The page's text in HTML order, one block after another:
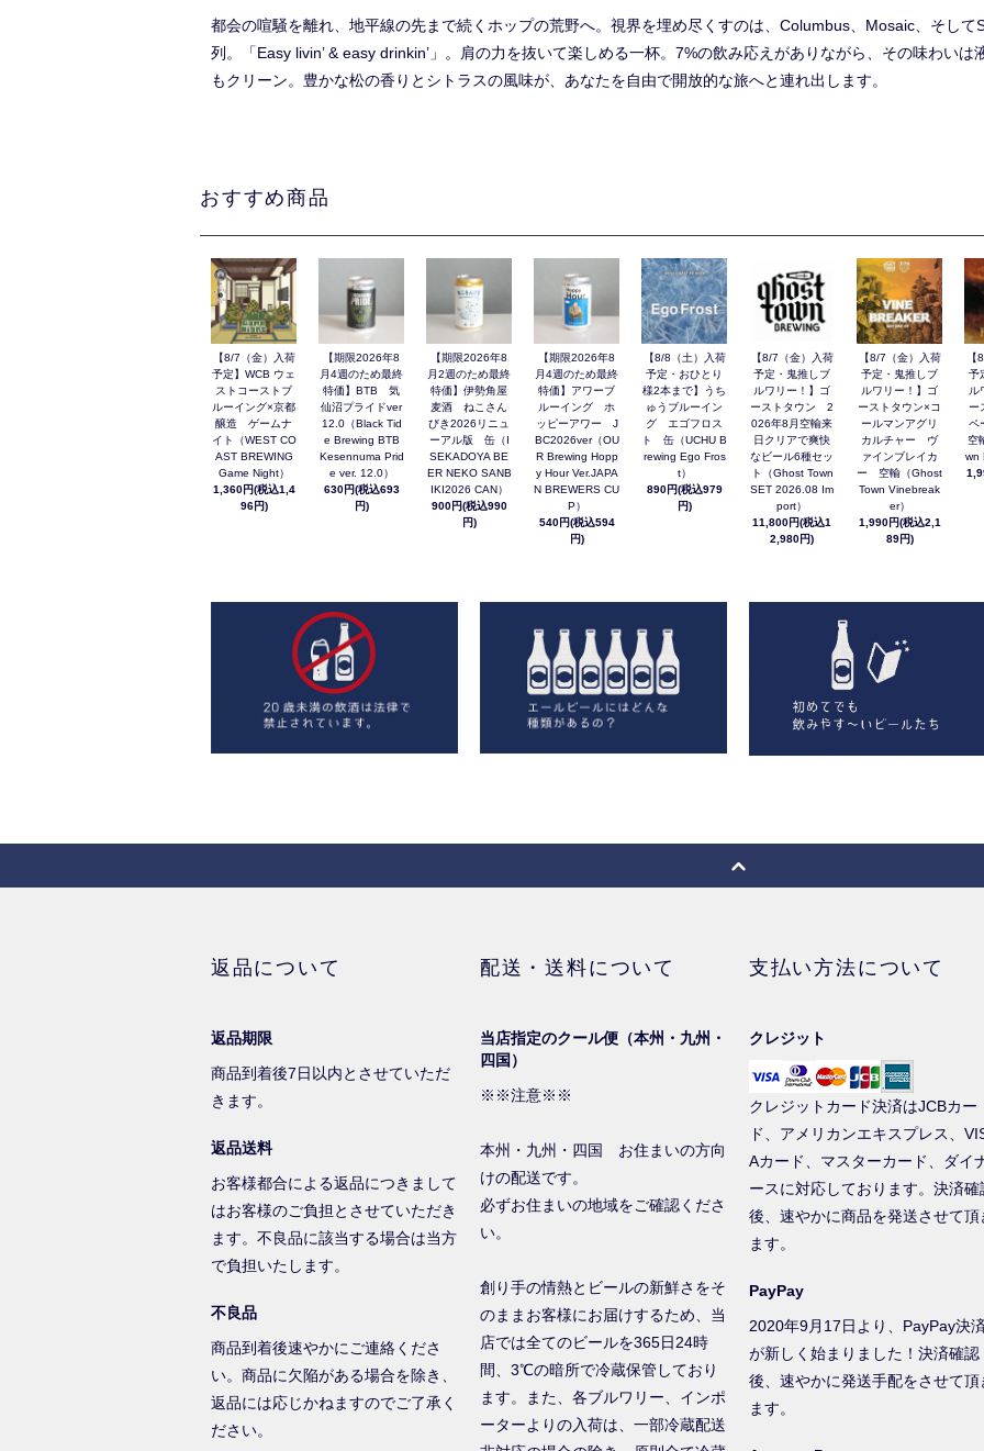
都会の喧騒を離れ、地平線の先まで続くホップの荒野へ。視界を埋め尽くすのは、Columbus、Mosaic、そし
列。「Easy livin’ & easy drinkin’」。肩の力を抜いて楽しめる一杯。7%の飲み応えがありながら、その味わい
もクリーン。豊かな松の香りとシトラスの風味が、あなたを自由で開放的な旅へと連れ出します。
おすすめ商品
【8/7（金）入荷
予定】WCB ウェ
ストコーストブ
ルーイング×京都
醸造 ゲームナ
イト（WEST CO
AST BREWING
Game Night）
1,360円(税込1,4
96円)
【期限2026年8
月4週のため最終
特価】BTB 気
仙沼プライドver
12.0（Black Tid
e Brewing BTB
Kesennuma Prid
e ver. 12.0）
630円(税込693
円)
【期限2026年8
月2週のため最終
特価】伊勢角屋
麦酒 ねこさん
びき2026リニュ
ーアル版 缶（I
SEKADOYA BE
ER NEKO SANB
IKI2026 CAN）
900円(税込990
円)
【期限2026年8
月4週のため最終
特価】アワーブ
ルーイング ホ
ッピーアワー J
BC2026ver（OU
R Brewing Hopp
y Hour Ver.JAPA
N BREWERS CU
P）
540円(税込594
円)
【8/8（土）入荷
予定・おひとり
様2本まで】うち
ゅうブルーイン
グ エゴフロス
ト 缶（UCHU B
rewing Ego Fros
t）
890円(税込979
円)
【8/7（金）入荷
予定・鬼推しブ
ルワリー！】ゴ
ーストタウン 2
026年8月空輸来
日クリアで爽快
なビール6種セッ
ト（Ghost Town
SET 2026.08 Im
port）
11,800円(税込1
2,980円)
【8/7（金）入荷
予定・鬼推しブ
ルワリー！】ゴ
ーストタウン×コ
ールマンアグリ
カルチャー ヴ
ァインブレイカ
ー 空輸（Ghost
Town Vinebreak
er）
1,990円(税込2,1
89円)
【
予
ル
ー
ペ
空
wn
返品について
返品期限
商品到着後7日以内とさせていただ
きます。
返品送料
お客様都合による返品につきまして
はお客様のご負担とさせていただき
ます。不良品に該当する場合は当方
で負担いたします。
不良品
商品到着後速やかにご連絡くださ
い。商品に欠陥がある場合を除き、
返品には応じかねますのでご了承く
ださい。
配送・送料について
当店指定のクール便（本州・九州・
四国）
※※注意※※
本州・九州・四国 お住まいの方向
けの配送です。
必ずお住まいの地域をご確認くださ
い。
創り手の情熱とビールの新鮮さをそ
のままお客様にお届けするため、当
店では全てのビールを365日24時
間、3℃の暗所で冷蔵保管しており
ます。また、各ブルワリー、インポ
ーターよりの入荷は、一部冷蔵配送
支払い方法について
クレジット
クレジットカード決済はJCBカー
ド、アメリカンエキスプレス、
Aカード、マスターカード、ダイ
ースに対応しております。決済確
後、速やかに商品を発送させて頂
ます。
PayPay
2020年9月17日より、PayPay決
が新しく始まりました！決済確認
後、速やかに発送手配をさせて頂
ます。